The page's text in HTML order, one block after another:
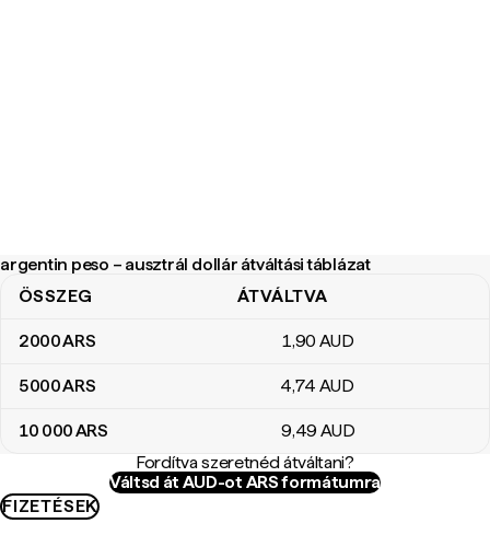
argentin peso – ausztrál dollár átváltási táblázat
argentin peso – ausztrál dollár átváltási táblázat
ÖSSZEG ÁTVÁLTVA
2000ARS 1,90 AUD
5000ARS 4,74 AUD
10 000ARS 9,49 AUD
Fordítva szeretnéd átváltani?
Váltsd át AUD-ot ARS formátumra
FIZETÉSEK